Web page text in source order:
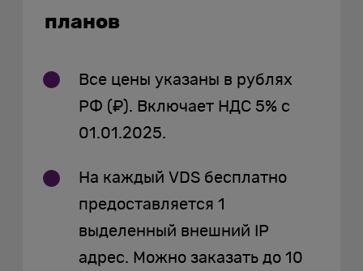
планов
Все цены указаны в рублях
РФ (₽). Включает НДС 5% с
01.01.2025.
На каждый VDS бесплатно
предоставляется 1
выделенный внешний IP
адрес. Можно заказать до 10